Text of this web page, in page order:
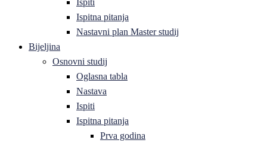
Ispiti
Ispitna pitanja
Nastavni plan Master studij
Bijeljina
Osnovni studij
Oglasna tabla
Nastava
Ispiti
Ispitna pitanja
Prva godina